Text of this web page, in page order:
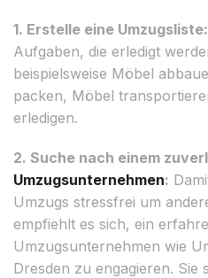
1. Erstelle eine Umzugsliste:
Aufgaben, die erledigt
beispielsweise Möbel
packen, Möbel
erledigen.
2. Suche nach einem
Umzugsunternehmen:
Umzugs stressfrei um
empfiehlt es sich, ein
Umzugsunternehmen wie
Dresden zu engagieren.